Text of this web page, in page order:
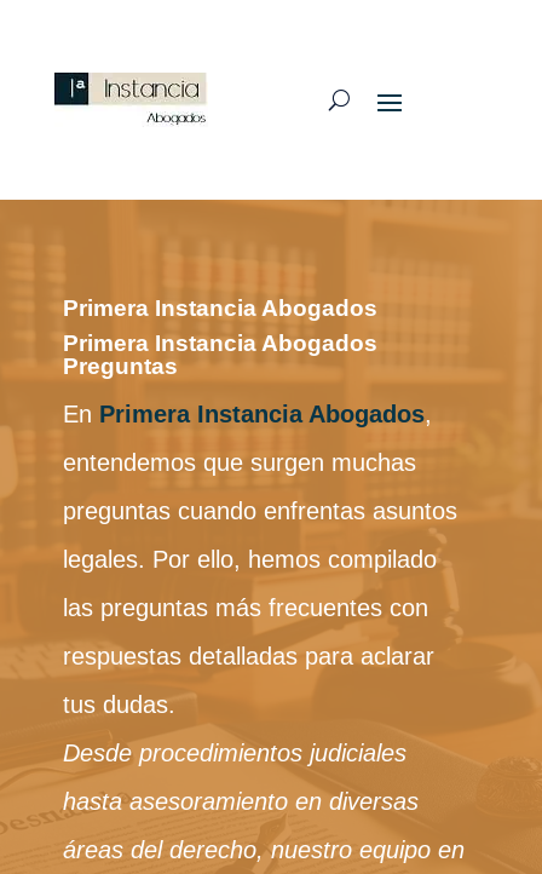
Primera Instancia Abogados
Primera Instancia Abogados
Preguntas
En Primera Instancia Abogados,
entendemos que surgen muchas
preguntas cuando enfrentas asuntos
legales. Por ello, hemos compilado
las preguntas más frecuentes con
respuestas detalladas para aclarar
tus dudas.
Desde procedimientos judiciales
hasta asesoramiento en diversas
áreas del derecho, nuestro equipo en